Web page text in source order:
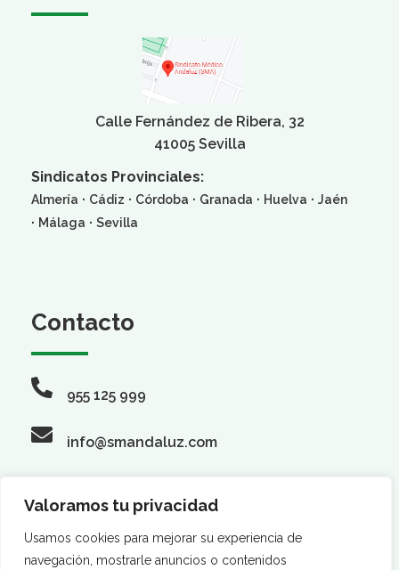
Valoramos tu privacidad
Usamos cookies para mejorar su experiencia de
navegación, mostrarle anuncios o contenidos
Calle Fernández de Ribera, 32
41005 Sevilla
Sindicatos Provinciales:
Almería · Cádiz · Córdoba · Granada · Huelva · Jaén
· Málaga · Sevilla
Contacto
955 125 999
info@smandaluz.com
Síguenos